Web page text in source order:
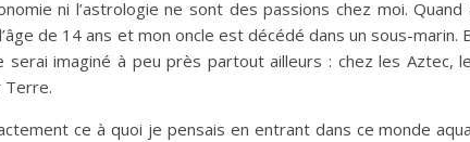
ni l’astrologie ne sont des passions chez moi. Quand
de 14 ans et mon oncle est décédé dans un sous-marin.
serai imaginé à peu près partout ailleurs : chez les Aztec,
Terre.
ce à quoi je pensais en entrant dans ce monde